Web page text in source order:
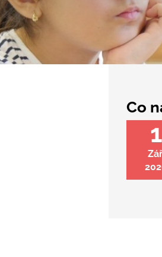
Co
1